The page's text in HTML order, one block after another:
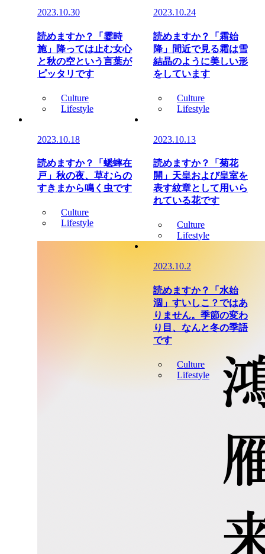
2023.10.30
読めますか？「霎時
施」降っては止む女心
と秋の空という言葉が
ピッタリです
Culture
Lifestyle
2023.10.24
読めますか？「霜始
降」間近で見る霜は雪
結晶のように美しい形
をしています
Culture
Lifestyle
2023.10.18
読めますか？「蟋蟀在
戸」秋の夜、草むらの
すきまから鳴く虫です
Culture
Lifestyle
2023.10.13
読めますか？「菊花
開」天皇および皇室を
表す紋章として用いら
れている花です
Culture
Lifestyle
2023.10.2
読めますか？「水始
涸」すいしこ？ではあ
りません。季節の変わ
り目、なんと冬の季語
です
Culture
Lifestyle